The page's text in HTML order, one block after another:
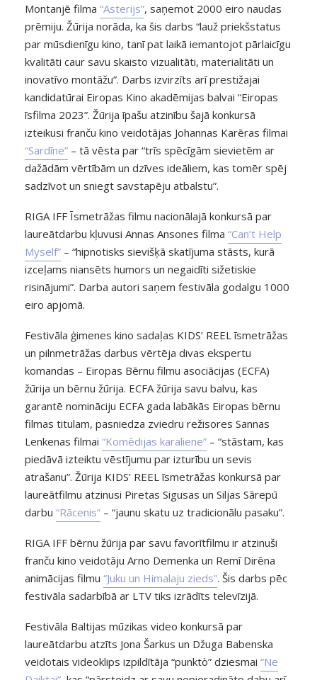
Montanjē filma “Asterijs”, saņemot 2000 eiro naudas
prēmiju. Žūrija norāda, ka šis darbs “lauž priekšstatus
par mūsdienīgu kino, tanī pat laikā iemantojot pārlaicīgu
kvalitāti caur savu skaisto vizualitāti, materialitāti un
inovatīvo montāžu”. Darbs izvirzīts arī prestižajai
kandidatūrai Eiropas Kino akadēmijas balvai “Eiropas
īsfilma 2023”. Žūrija īpašu atzinību šajā konkursā
izteikusi franču kino veidotājas Johannas Karēras filmai
“Sardīne” – tā vēsta par “trīs spēcīgām sievietēm ar
dažādām vērtībām un dzīves ideāliem, kas tomēr spēj
sadzīvot un sniegt savstapēju atbalstu”.
RIGA IFF Īsmetrāžas filmu nacionālajā konkursā par
laureātdarbu kļuvusi Annas Ansones filma “Can’t Help
Myself” – “hipnotisks sievišķā skatījuma stāsts, kurā
izceļams niansēts humors un negaidīti sižetiskie
risinājumi”. Darba autori saņem festivāla godalgu 1000
eiro apjomā.
Festivāla ģimenes kino sadaļas KIDS’ REEL īsmetrāžas
un pilnmetrāžas darbus vērtēja divas ekspertu
komandas – Eiropas Bērnu filmu asociācijas (ECFA)
žūrija un bērnu žūrija. ECFA žūrija savu balvu, kas
garantē nomināciju ECFA gada labākās Eiropas bērnu
filmas titulam, pasniedza zviedru režisores Sannas
Lenkenas filmai “Komēdijas karaliene” – “stāstam, kas
piedāvā izteiktu vēstījumu par izturību un sevis
atrašanu”. Žūrija KIDS’ REEL īsmetrāžas konkursā par
laureātfilmu atzinusi Piretas Sigusas un Siljas Sārepū
darbu “Rācenis” – “jaunu skatu uz tradicionālu pasaku”.
RIGA IFF bērnu žūrija par savu favorītfilmu ir atzinuši
franču kino veidotāju Arno Demenka un Remī Dirēna
animācijas filmu “Juku un Himalaju zieds”. Šis darbs pēc
festivāla sadarbībā ar LTV tiks izrādīts televīzijā.
Festivāla Baltijas mūzikas video konkursā par
laureātdarbu atzīts Jona Šarkus un Džuga Babenska
veidotais videoklips izpildītāja “punktò” dziesmai “Ne